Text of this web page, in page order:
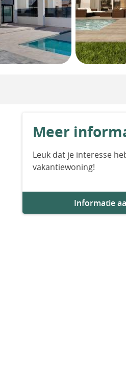
Meer
Leuk dat je interesse
vakantiewoning!
Informatie